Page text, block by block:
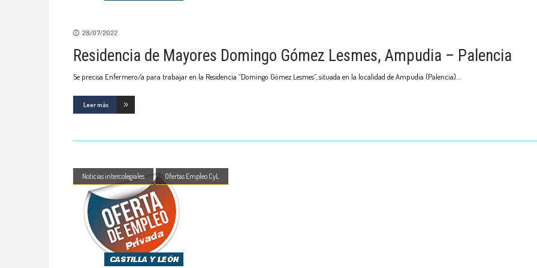
28/07/2022
Residencia de Mayores Domingo Gómez Lesmes, Ampudia – Palencia
Se precisa Enfermero/a para trabajar en la Residencia “Domingo Gómez Lesmes”, situada en la localidad de Ampudia (Palencia).
Leer más
Noticias intercolegiales Ofertas Empleo CyL